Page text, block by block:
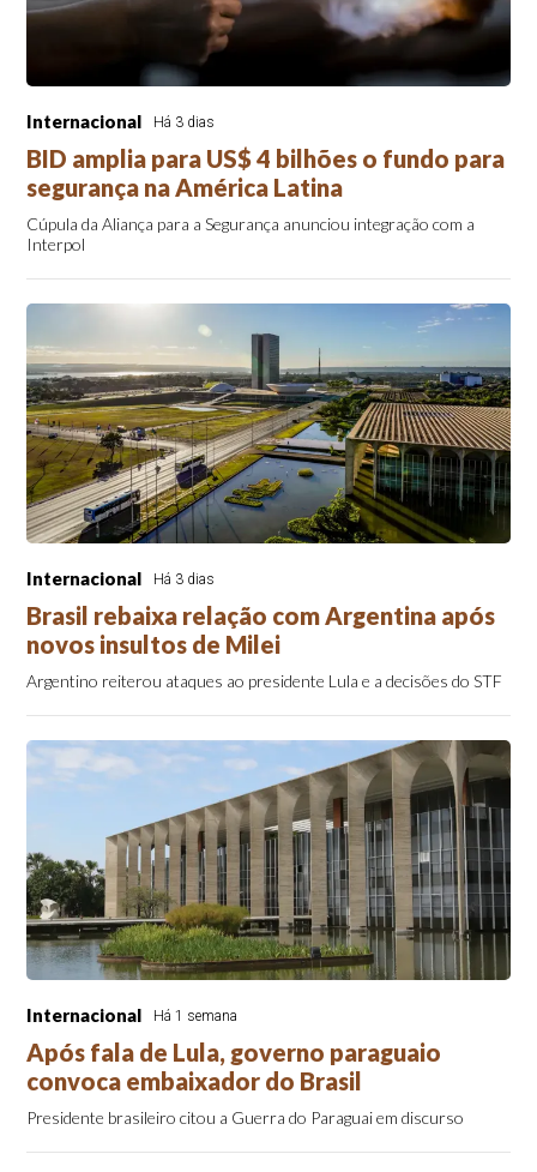
Internacional Há 3 dias
BID amplia para US$ 4 bilhões o fundo para
segurança na América Latina
Cúpula da Aliança para a Segurança anunciou integração com a
Interpol
Internacional Há 3 dias
Brasil rebaixa relação com Argentina após
novos insultos de Milei
Argentino reiterou ataques ao presidente Lula e a decisões do STF
Internacional Há 1 semana
Após fala de Lula, governo paraguaio
convoca embaixador do Brasil
Presidente brasileiro citou a Guerra do Paraguai em discurso